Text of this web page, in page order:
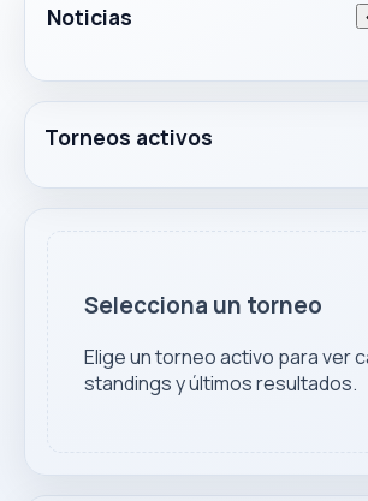
Noticias
Torneos activos
Selecciona un torneo
Elige un torneo activo para ver
standings y últimos resultados.